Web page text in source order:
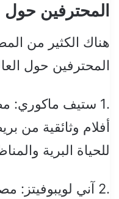
المحترفين حول
هناك الكثير من
المحترفين حول
.1 ستيف ماكوري:
أفلام وثائقية من
للحياة البرية
.2 آني لويبوفيتز: